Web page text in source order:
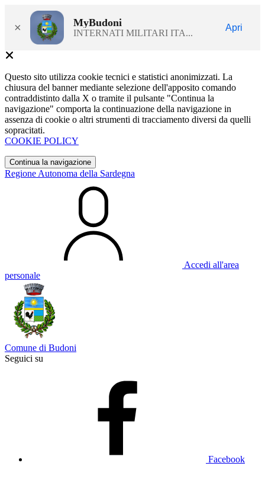
× MyBudoni
INTERNATI MILITARI ITA...
Apri
Questo sito utilizza cookie tecnici e statistici anonimizzati. La
chiusura del banner mediante selezione dell'apposito comando
contraddistinto dalla X o tramite il pulsante "Continua la
navigazione" comporta la continuazione della navigazione in
assenza di cookie o altri strumenti di tracciamento diversi da quelli
sopracitati.
COOKIE POLICY
Continua la navigazione
Regione Autonoma della Sardegna
Accedi all'area
personale
Comune di Budoni
Seguici su
Facebook